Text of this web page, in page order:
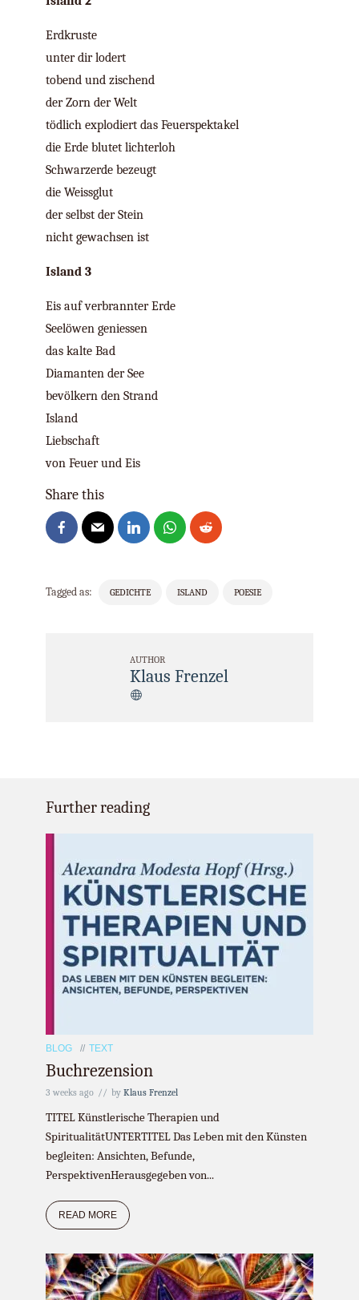
Erdkruste
unter dir lodert
tobend und zischend
der Zorn der Welt
tödlich explodiert das Feuerspektakel
die Erde blutet lichterloh
Schwarzerde bezeugt
die Weissglut
der selbst der Stein
nicht gewachsen ist
Island 3
Eis auf verbrannter Erde
Seelöwen geniessen
das kalte Bad
Diamanten der See
bevölkern den Strand
Island
Liebschaft
von Feuer und Eis
Share this
Tagged as: GEDICHTE ISLAND POESIE
AUTHOR
Klaus Frenzel
Further reading
BLOG TEXT
Buchrezension
3 weeks ago by Klaus Frenzel
TITEL Künstlerische Therapien und
SpiritualitätUNTERTITEL Das Leben mit den Künsten
begleiten: Ansichten, Befunde,
PerspektivenHerausgegeben von...
READ MORE